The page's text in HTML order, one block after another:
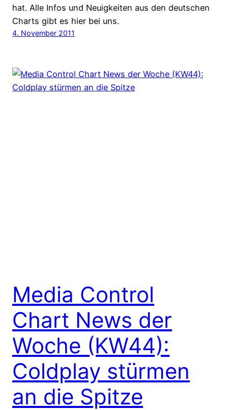
hat. Alle Infos und Neuigkeiten aus den deutschen
Charts gibt es hier bei uns.
4. November 2011
Media Control
Chart News der
Woche (KW44):
Coldplay stürmen
an die Spitze